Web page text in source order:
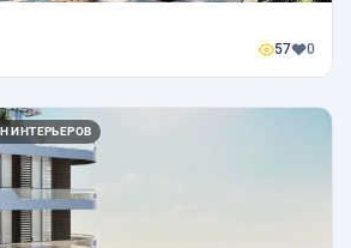
57 0
ИНТЕРЬЕРОВ